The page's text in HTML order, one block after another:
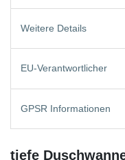
Weitere Details
EU-Verantwortlicher
GPSR Informationen
tiefe